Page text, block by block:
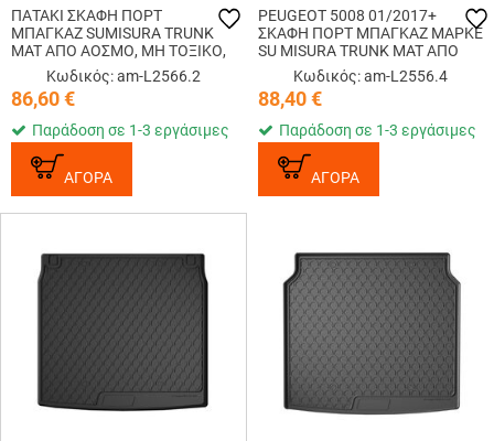
ΠΑΤΑΚΙ ΣΚΑΦΗ ΠΟΡΤ
ΜΠΑΓΚΑΖ SUMISURA TRUNK
MAT ΑΠΟ ΑΟΣΜΟ, ΜΗ ΤΟΞΙΚΟ,
ΟΙΚΟΛΟΓΙΚΟ ΚΑΙ
ΑΝΑΚΥΚΛΩΣΙΜΟ ΣΥΝΘΕΤΙΚΟ
ΛΑΣΤΙΧΟ ΣΕ ΜΑΥΡΟ ΧΡΩΜΑ ΓΙΑ
PEUGEOT 5008 7Θ...
Κωδικός: am-L2566.2
86,60€
Παράδοση σε 1-3 εργάσιμες
ΑΓΟΡΑ
PEUGEOT 5008 01/2017+
ΣΚΑΦΗ ΠΟΡΤ ΜΠΑΓΚΑΖ ΜΑΡΚΕ
SU MISURA TRUNK MAT ΑΠΟ
ΑΟΣΜΟ, ΜΗ ΤΟΞΙΚΟ,
ΟΙΚΟΛΟΓΙΚΟ ΚΑΙ
ΑΝΑΚΥΚΛΩΣΙΜΟ ΣΥΝΘΕΤΙΚΟ
ΛΑΣΤΙΧΟ LAMPA - 1 ΤΕΜ.
Κωδικός: am-L2556.4
88,40€
Παράδοση σε 1-3 εργάσιμες
ΑΓΟΡΑ